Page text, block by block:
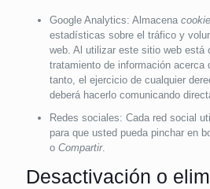
Google Analytics: Almacena
estadísticas sobre el tráfico y
web. Al utilizar este sitio web está
tratamiento de información acerca
tanto, el ejercicio de cualquier
deberá hacerlo comunicando
Redes sociales: Cada red social
para que usted pueda pinchar en
o Compartir.
Desactivación o